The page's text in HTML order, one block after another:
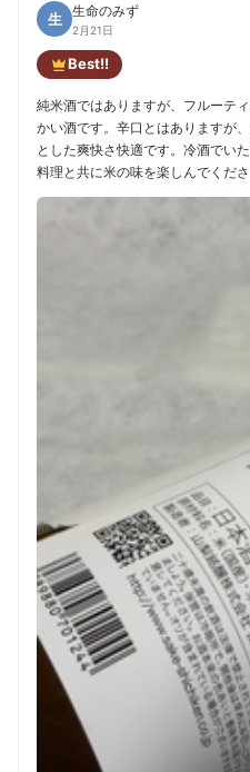
生 生命のみず
2月21日
Best!!
純米酒ではありますが、フルーテ
かい酒です。辛口とはありますが
とした爽快さ快適です。冷酒でい
料理と共に米の味を楽しんでくださ